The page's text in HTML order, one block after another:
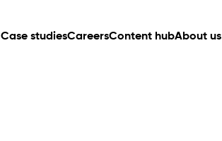
Case studiesCareersContent hubAbout us